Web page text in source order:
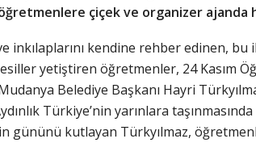
çiçek ve organizer
inkılaplarını kendine rehber edinen,
yetiştiren öğretmenler, 24 Kasım
Belediye Başkanı Hayri
Türkiye’nin yarınlara
gününü kutlayan Türkyılmaz,